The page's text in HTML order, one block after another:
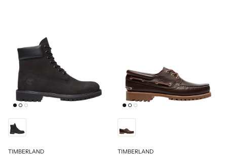
TIMBERLAND TIMBERLAND